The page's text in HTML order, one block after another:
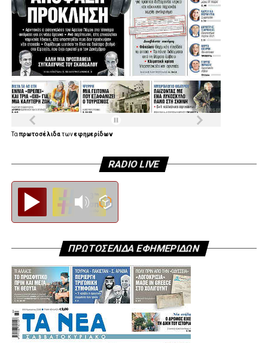
Ταπρωτοσέλιδατωνεφημερίδων
RADIO LIVE
ΠΡΩΤΟΣΕΛΙΔΑ ΕΦΗΜΕΡΙΔΩΝ